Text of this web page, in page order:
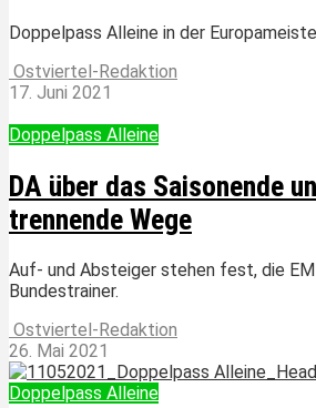
Doppelpass Alleine in der
Ostviertel-Redaktion
17. Juni 2021
Doppelpass Alleine
DA über das Saisonende
trennende Wege
Auf- und Absteiger stehen fest, die
Bundestrainer.
Ostviertel-Redaktion
26. Mai 2021
Doppelpass Alleine